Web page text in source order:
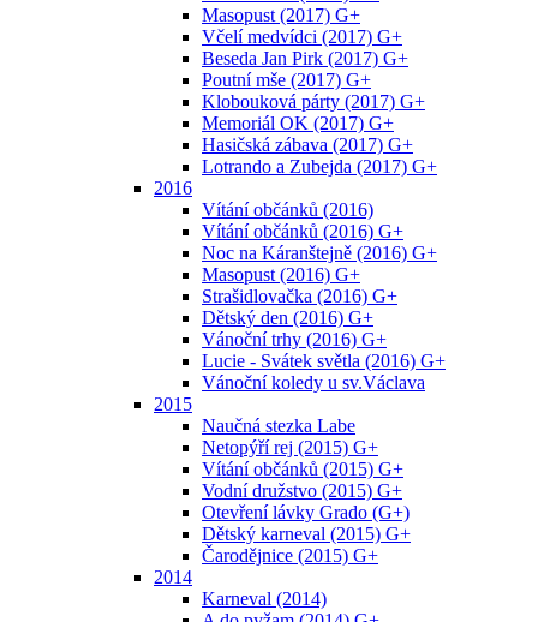
Masopust (2017) G+
Včelí medvídci (2017) G+
Beseda Jan Pirk (2017) G+
Poutní mše (2017) G+
Klobouková párty (2017) G+
Memoriál OK (2017) G+
Hasičská zábava (2017) G+
Lotrando a Zubejda (2017) G+
2016
Vítání občánků (2016)
Vítání občánků (2016) G+
Noc na Káranštejně (2016) G+
Masopust (2016) G+
Strašidlovačka (2016) G+
Dětský den (2016) G+
Vánoční trhy (2016) G+
Lucie - Svátek světla (2016) G+
Vánoční koledy u sv.Václava
2015
Naučná stezka Labe
Netopýří rej (2015) G+
Vítání občánků (2015) G+
Vodní družstvo (2015) G+
Otevření lávky Grado (G+)
Dětský karneval (2015) G+
Čarodějnice (2015) G+
2014
Karneval (2014)